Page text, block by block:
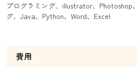
プログラミング、illustrator、Photoshop
グ、Java、Python、Word、Excel
費用